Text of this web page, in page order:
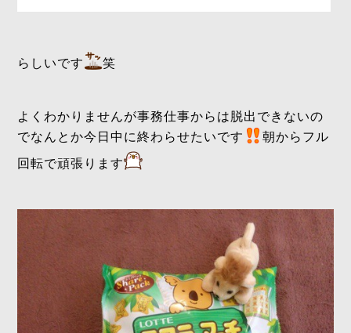
らしいです 笑
よくわかりませんが事務仕事からは脱出できないの
でなんとか今日中に終わらせたいです
朝からフル
回転で頑張ります